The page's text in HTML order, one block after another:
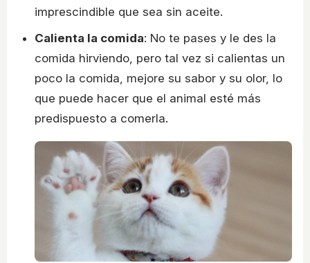
imprescindible que sea sin aceite.
Calienta la comida: No te pases y le des la
comida hirviendo, pero tal vez si calientas un
poco la comida, mejore su sabor y su olor, lo
que puede hacer que el animal esté más
predispuesto a comerla.